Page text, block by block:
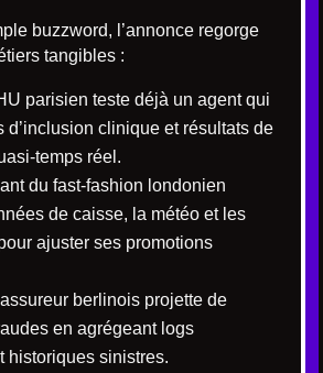
buzzword, l’annonce regorge
tangibles :
parisien teste déjà un agent qui
d’inclusion clinique et résultats de
temps réel.
du fast-fashion londonien
de caisse, la météo et les
ajuster ses promotions
berlinois projette de
en agrégeant logs
historiques sinistres.